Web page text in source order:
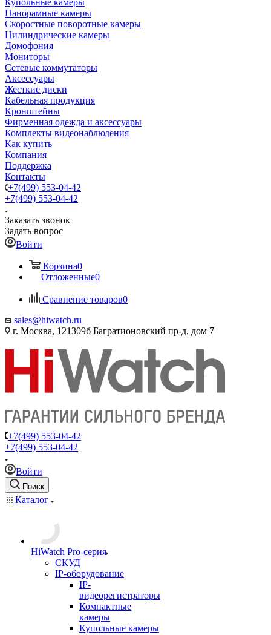
Купольные камеры
Панорамные камеры
Скоростные поворотные камеры
Цилиндрические камеры
Домофония
Мониторы
Сетевые коммутаторы
Аксессуары
Жесткие диски
Кабельная продукция
Кронштейны
Фирменная одежда и аксессуары
Комплекты видеонаблюдения
Как купить
Компания
Поддержка
Контакты
+7(499) 553-04-42
+7(499) 553-04-42
Заказать звонок
Задать вопрос
Войти
Корзина0
Отложенные0
Сравнение товаров0
sales@hiwatch.ru
г. Москва, 121309б Багратионовский пр-д, дом 7
+7(499) 553-04-42
+7(499) 553-04-42
Войти
Поиск
Каталог
HiWatch Pro-серия
CКУД
IP-оборудование
IP-
видеорегистраторы
Компактные
камеры
Купольные камеры